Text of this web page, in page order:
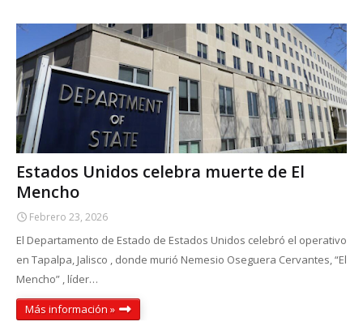
Estados Unidos celebra muerte de El
Mencho
Febrero 23, 2026
El Departamento de Estado de Estados Unidos celebró el operativo
en Tapalpa, Jalisco , donde murió Nemesio Oseguera Cervantes, “El
Mencho” , líder…
Más información »